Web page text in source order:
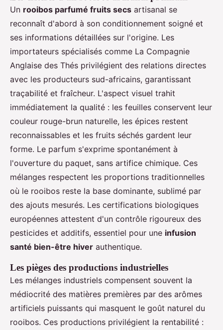
Un rooibos parfumé fruits secs artisanal se
reconnaît d'abord à son conditionnement soigné et
ses informations détaillées sur l'origine. Les
importateurs spécialisés comme La Compagnie
Anglaise des Thés privilégient des relations directes
avec les producteurs sud-africains, garantissant
traçabilité et fraîcheur. L'aspect visuel trahit
immédiatement la qualité : les feuilles conservent leur
couleur rouge-brun naturelle, les épices restent
reconnaissables et les fruits séchés gardent leur
forme. Le parfum s'exprime spontanément à
l'ouverture du paquet, sans artifice chimique. Ces
mélanges respectent les proportions traditionnelles
où le rooibos reste la base dominante, sublimé par
des ajouts mesurés. Les certifications biologiques
européennes attestent d'un contrôle rigoureux des
pesticides et additifs, essentiel pour une infusion
santé bien-être hiver authentique.
Les pièges des productions industrielles
Les mélanges industriels compensent souvent la
médiocrité des matières premières par des arômes
artificiels puissants qui masquent le goût naturel du
rooibos. Ces productions privilégient la rentabilité :